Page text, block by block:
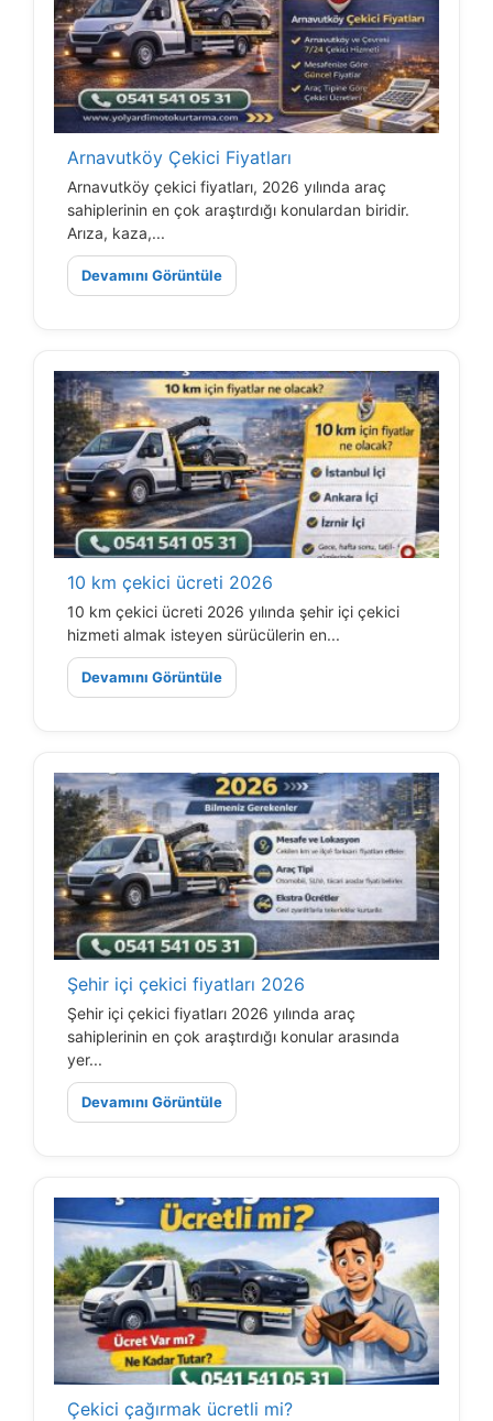
Arnavutköy Çekici Fiyatları
Arnavutköy çekici fiyatları, 2026 yılında araç
sahiplerinin en çok araştırdığı konulardan biridir.
Arıza, kaza,...
Devamını Görüntüle
10 km çekici ücreti 2026
10 km çekici ücreti 2026 yılında şehir içi çekici
hizmeti almak isteyen sürücülerin en...
Devamını Görüntüle
Şehir içi çekici fiyatları 2026
Şehir içi çekici fiyatları 2026 yılında araç
sahiplerinin en çok araştırdığı konular arasında
yer...
Devamını Görüntüle
Çekici çağırmak ücretli mi?